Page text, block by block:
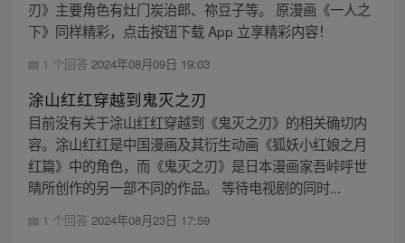
刃》主要角色有灶门炭治郎、祢豆子等。 原漫画《一人之
下》同样精彩，点击按钮下载 App 立享精彩内容！
1 个回答 2024年08月09日 19:03
涂山红红穿越到鬼灭之刃
目前没有关于涂山红红穿越到《鬼灭之刃》的相关确切内
容。涂山红红是中国漫画及其衍生动画《狐妖小红娘之月
红篇》中的角色，而《鬼灭之刃》是日本漫画家吾峠呼世
晴所创作的另一部不同的作品。 等待电视剧的同时...
1 个回答 2024年08月23日 17:59